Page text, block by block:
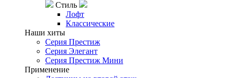
Стиль
Лофт
Классические
Наши хиты
Серия Престиж
Серия Элегант
Серия Престиж Мини
Применение